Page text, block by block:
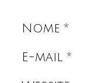
Nome *
E-mail *